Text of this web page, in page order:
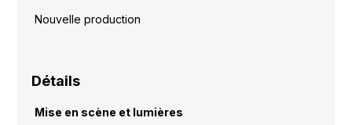
Nouvelle production
Détails
Mise en scène et lumières